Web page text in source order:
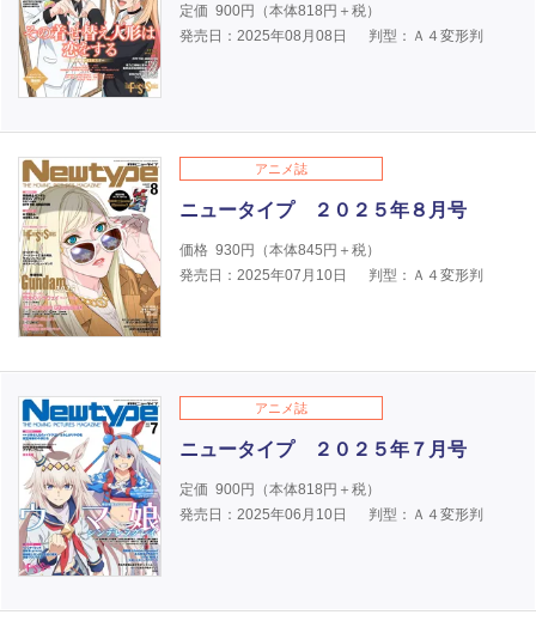
定価 900円（本体818円＋税）
発売日：2025年08月08日
判型：Ａ４変形判
アニメ誌
ニュータイプ ２０２５年８月号
価格 930円（本体845円＋税）
発売日：2025年07月10日
判型：Ａ４変形判
アニメ誌
ニュータイプ ２０２５年７月号
定価 900円（本体818円＋税）
発売日：2025年06月10日
判型：Ａ４変形判